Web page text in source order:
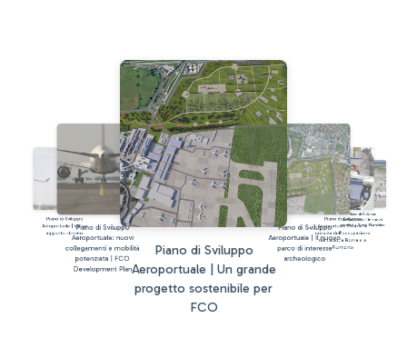
Piano di Sviluppo
Aeroportuale | Valore
aggiunto stimato
Piano di Sviluppo
Aeroportuale: nuovi
collegamenti e mobilità
potenziata | FCO
Development Plan
Piano di Sviluppo
Aeroportuale | Un grande
progetto sostenibile per
FCO
Piano di Sviluppo
Aeroportuale | Il nuovo
parco di interesse
archeologico
Piano di Sviluppo
Aeroportuale | Stime di
crescita dell'occupazione
nel Lazio, a Roma e a
Fiumicino
Piano di Sviluppo
Aeroportuale | Un nuovo
terminal a Roma Fiumicino